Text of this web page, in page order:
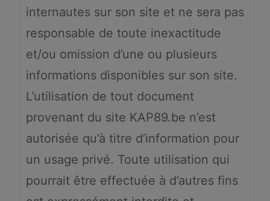
internautes sur son site et ne sera pas
responsable de toute inexactitude
et/ou omission d’une ou plusieurs
informations disponibles sur son site.
L’utilisation de tout document
provenant du site KAP89.be n’est
autorisée qu’à titre d’information pour
un usage privé. Toute utilisation qui
pourrait être effectuée à d’autres fins